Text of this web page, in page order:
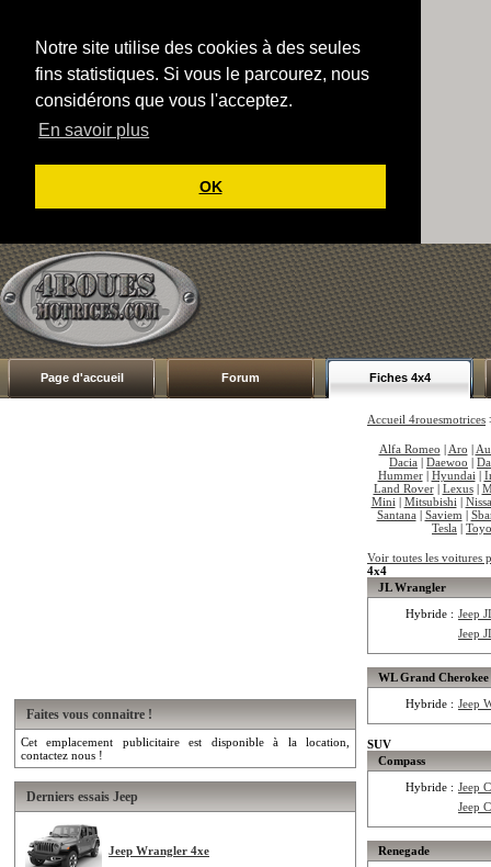
Notre site utilise des cookies à des seules
fins statistiques. Si vous le parcourez, nous
considérons que vous l'acceptez.
En savoir plus
OK
Page d'accueil Forum Fiches 4x4
Faites vous connaitre !
Cet emplacement publicitaire est disponible à la location,
contactez nous !
Derniers essais Jeep
Jeep Wrangler 4xe
Accueil 4rouesmotrices
Alfa Romeo | Aro |
Dacia | Daewoo |
Hummer| Hyundai |
Land Rover| Lexus|
Mini | Mitsubishi |
Santana | Saviem |
Tesla |
Voir toutes les voitures
4x4
JL Wrangler
Hybride : Jeep
Jeep
WL Grand Cherokee
Hybride : Jeep
SUV
Compass
Hybride : Jeep
Jeep
Renegade